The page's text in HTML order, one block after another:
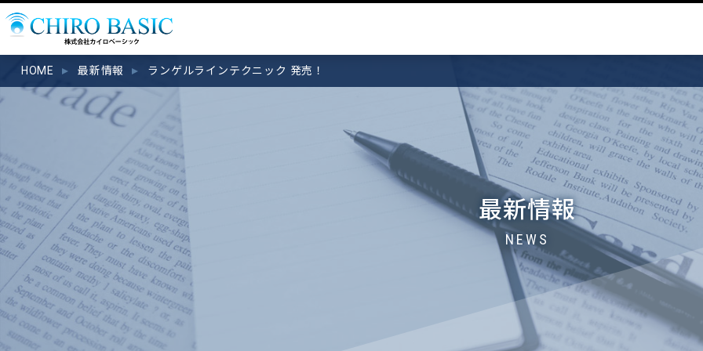
HOME 最新情報 ランゲルラインテクニック 発売！
最新情報
NEWS